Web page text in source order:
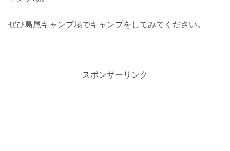
ぜひ島尾キャンプ場でキャンプをしてみてください。
スポンサーリンク